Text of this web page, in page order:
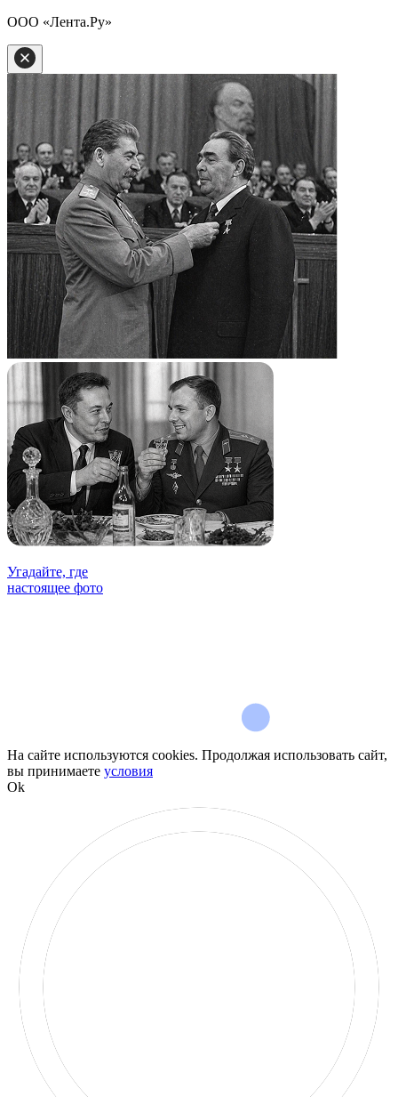
ООО «Лента.Ру»
Угадайте, где
настоящее фото
На сайте используются cookies. Продолжая использовать сайт,
вы принимаете условия
Ok